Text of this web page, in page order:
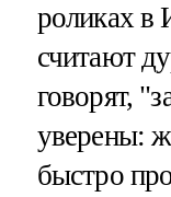
роликах в
считают
говорят,
уверены:
быстро